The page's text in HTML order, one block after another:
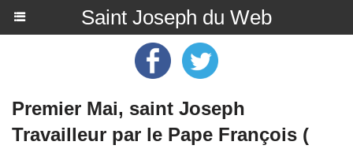
Saint Joseph du Web
Premier Mai, saint Joseph
Travailleur par le Pape François (